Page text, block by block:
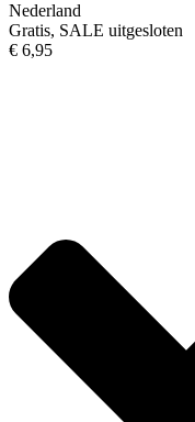
Nederland
Gratis, SALE uitgesloten
€ 6,95